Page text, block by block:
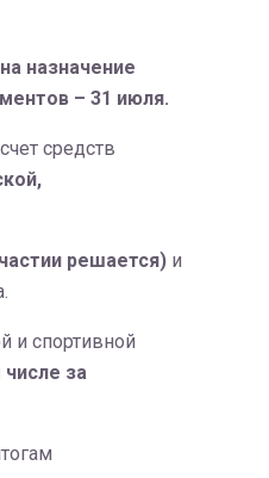
назначение
– 31 июля.
средств
решается)и
и спортивной
за